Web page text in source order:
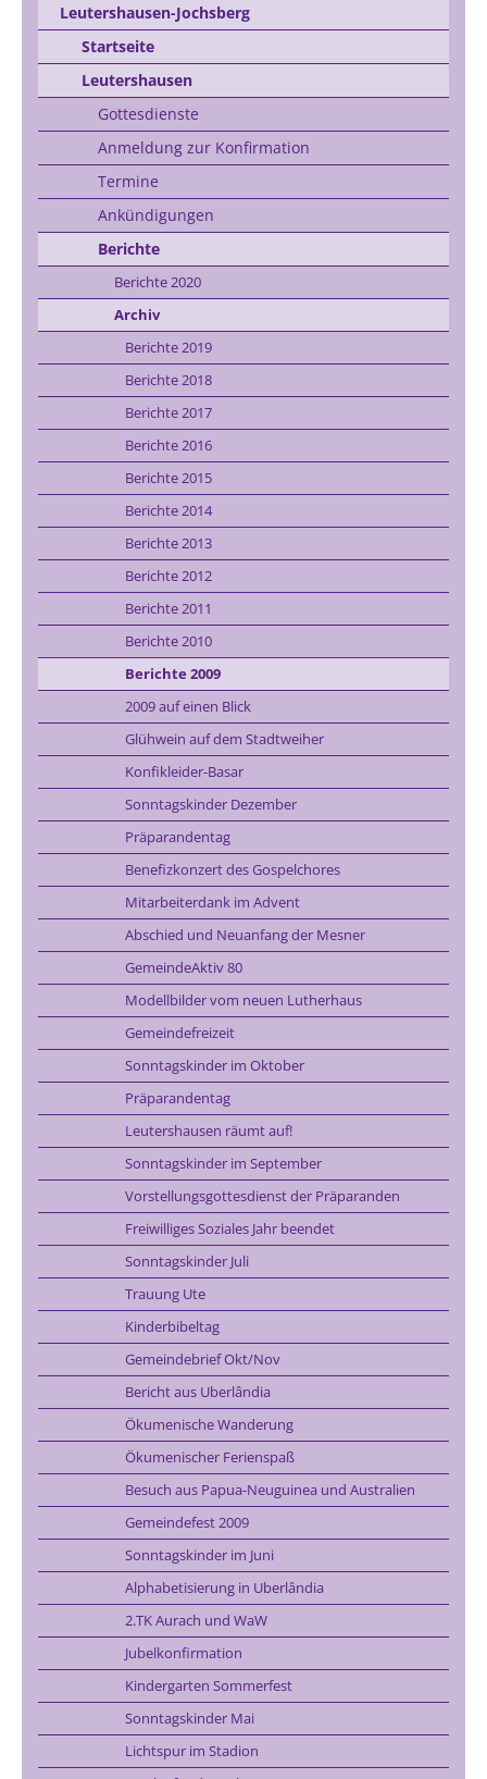
Leutershausen-Jochsberg
Startseite
Leutershausen
Gottesdienste
Anmeldung zur Konfirmation
Termine
Ankündigungen
Berichte
Berichte 2020
Archiv
Berichte 2019
Berichte 2018
Berichte 2017
Berichte 2016
Berichte 2015
Berichte 2014
Berichte 2013
Berichte 2012
Berichte 2011
Berichte 2010
Berichte 2009
2009 auf einen Blick
Glühwein auf dem Stadtweiher
Konfikleider-Basar
Sonntagskinder Dezember
Präparandentag
Benefizkonzert des Gospelchores
Mitarbeiterdank im Advent
Abschied und Neuanfang der Mesner
GemeindeAktiv 80
Modellbilder vom neuen Lutherhaus
Gemeindefreizeit
Sonntagskinder im Oktober
Präparandentag
Leutershausen räumt auf!
Sonntagskinder im September
Vorstellungsgottesdienst der Präparanden
Freiwilliges Soziales Jahr beendet
Sonntagskinder Juli
Trauung Ute
Kinderbibeltag
Gemeindebrief Okt/Nov
Bericht aus Uberlândia
Ökumenische Wanderung
Ökumenischer Ferienspaß
Besuch aus Papua-Neuguinea und Australien
Gemeindefest 2009
Sonntagskinder im Juni
Alphabetisierung in Uberlândia
2.TK Aurach und WaW
Jubelkonfirmation
Kindergarten Sommerfest
Sonntagskinder Mai
Lichtspur im Stadion